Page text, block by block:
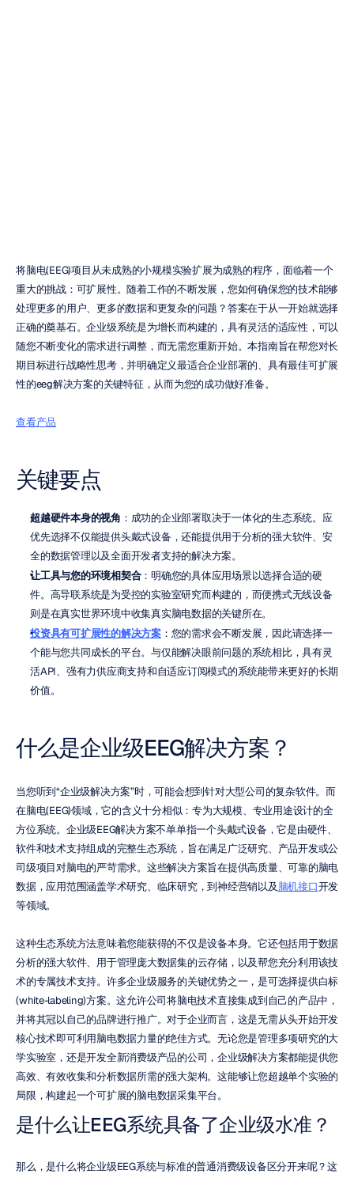
将脑电(EEG)项目从未成熟的小规模实验扩展为成熟的程序，面临着一个
重大的挑战：可扩展性。随着工作的不断发展，您如何确保您的技术能够
处理更多的用户、更多的数据和更复杂的问题？答案在于从一开始就选择
正确的奠基石。企业级系统是为增长而构建的，具有灵活的适应性，可以
随您不断变化的需求进行调整，而无需您重新开始。本指南旨在帮您对长
期目标进行战略性思考，并明确定义最适合企业部署的、具有最佳可扩展
性的eeg解决方案的关键特征，从而为您的成功做好准备。
查看产品
关键要点
超越硬件本身的视角 ：成功的企业部署取决于一体化的生态系统。应
优先选择不仅能提供头戴式设备，还能提供用于分析的强大软件、安
全的数据管理以及全面开发者支持的解决方案。
让工具与您的环境相契合：明确您的具体应用场景以选择合适的硬
件。高导联系统是为受控的实验室研究而构建的，而便携式无线设备
则是在真实世界环境中收集真实脑电数据的关键所在。
投资具有可扩展性的解决方案：您的需求会不断发展，因此请选择一
个能与您共同成长的平台。与仅能解决眼前问题的系统相比，具有灵
活API、强有力供应商支持和自适应订阅模式的系统能带来更好的长期
价值。
什么是企业级EEG解决方案？
当您听到“企业级解决方案”时，可能会想到针对大型公司的复杂软件。而
在脑电(EEG)领域，它的含义十分相似：专为大规模、专业用途设计的全
方位系统。企业级EEG解决方案不单单指一个头戴式设备，它是由硬件、
软件和技术支持组成的完整生态系统，旨在满足广泛研究、产品开发或公
司级项目对脑电的严苛需求。这些解决方案旨在提供高质量、可靠的脑电
数据，应用范围涵盖学术研究、临床研究，到神经营销以及脑机接口开发
等领域。
这种生态系统方法意味着您能获得的不仅是设备本身。它还包括用于数据
分析的强大软件、用于管理庞大数据集的云存储，以及帮您充分利用该技
术的专属技术支持。许多企业级服务的关键优势之一，是可选择提供白标
(white-labeling)方案。这允许公司将脑电技术直接集成到自己的产品中，
并将其冠以自己的品牌进行推广。对于企业而言，这是无需从头开始开发
核心技术即可利用脑电数据力量的绝佳方式。无论您是管理多项研究的大
学实验室，还是开发全新消费级产品的公司，企业级解决方案都能提供您
高效、有效收集和分析数据所需的强大架构。这能够让您超越单个实验的
局限，构建起一个可扩展的脑电数据采集平台。
是什么让EEG系统具备了企业级水准？
那么，是什么将企业级EEG系统与标准的普通消费级设备区分开来呢？这